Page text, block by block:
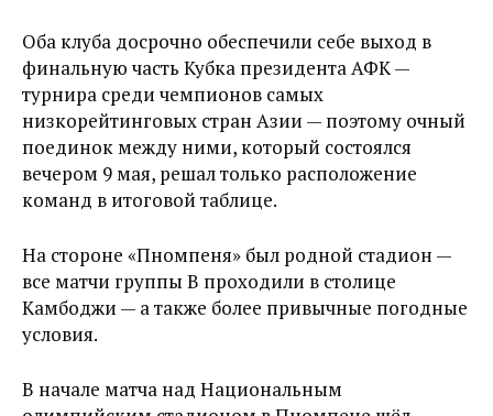
Оба клуба досрочно обеспечили себе выход в
финальную часть Кубка президента АФК —
турнира среди чемпионов самых
низкорейтинговых стран Азии — поэтому очный
поединок между ними, который состоялся
вечером 9 мая, решал только расположение
команд в итоговой таблице.
На стороне «Пномпеня» был родной стадион —
все матчи группы B проходили в столице
Камбоджи — а также более привычные погодные
условия.
В начале матча над Национальным